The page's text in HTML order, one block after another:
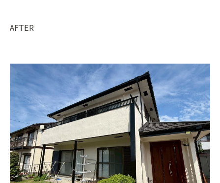
AFTER